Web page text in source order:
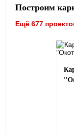
Построим
Ещё 677